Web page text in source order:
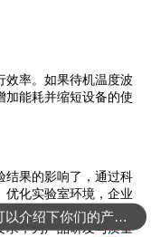
率。如果待机温度波
加能耗并缩短设备的使
果的影响了，通过科
优化实验室环境，企业
温度管理纳入质量管
求，为产品研发与质量
可以介绍下你们的产品么
你们是怎么收费的呢